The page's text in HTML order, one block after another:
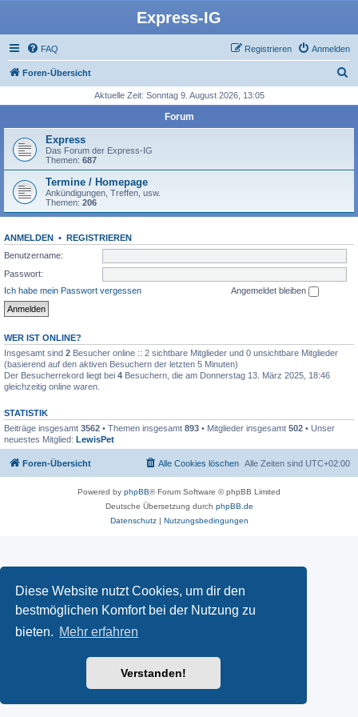
Diese Website nutzt Cookies, um dir den
bestmöglichen Komfort bei der Nutzung zu
bieten. Mehr erfahren
Verstanden!
Express-IG
FAQ Anmelden
Registrieren
Foren-Übersicht
h
Aktuelle Zeit: Sonntag 9. August 2026, 13:05
Forum
Express
Das Forum der Express-IG
Themen: 687
Termine / Homepage
Ankündigungen, Treffen, usw.
Themen: 206
ANMELDEN • REGISTRIEREN
Benutzername:
Passwort:
Ich habe mein Passwort vergessen
Angemeldet bleiben
WER IST ONLINE?
Insgesamt sind 2 Besucher online :: 2 sichtbare Mitglieder und 0 unsichtbare Mitglieder
(basierend auf den aktiven Besuchern der letzten 5 Minuten)
Der Besucherrekord liegt bei 4 Besuchern, die am Donnerstag 13. März 2025, 18:46
gleichzeitig online waren.
STATISTIK
Beiträge insgesamt 3562 • Themen insgesamt 893 • Mitglieder insgesamt 502 • Unser
neuestes Mitglied: LewisPet
Foren-Übersicht Alle Zeiten sind UTC+02:00
Alle Cookies löschen
Powered by phpBB® Forum Software © phpBB Limited
Deutsche Übersetzung durch phpBB.de
Datenschutz| Nutzungsbedingungen